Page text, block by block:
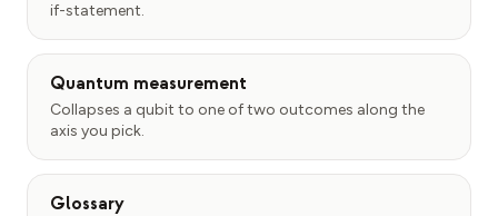
if-statement.
Quantum measurement
Collapses a qubit to one of two outcomes along the
axis you pick.
Glossary